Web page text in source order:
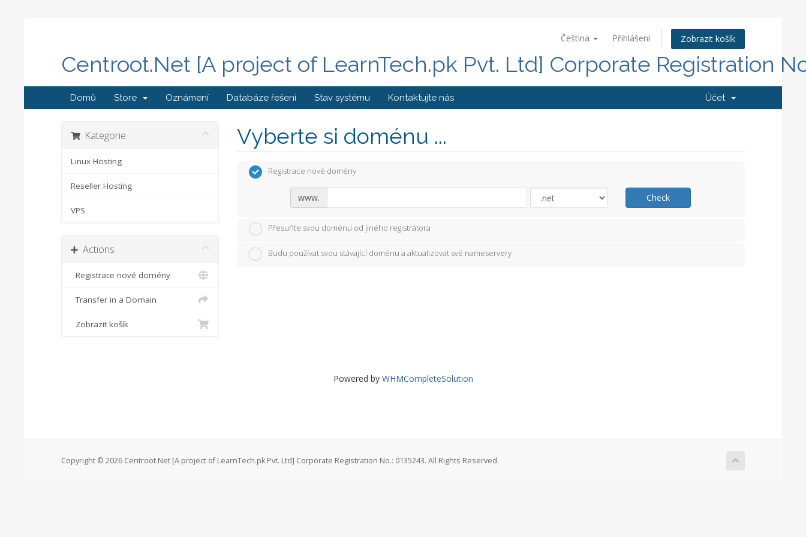
Čeština Přihlášení Zobrazit košík
Centroot.Net [A project of LearnTech.pk Pvt. Ltd] Corporate Registration
Domů Store Oznámení Databáze řešení Stav systému Kontaktujte nás Účet
Kategorie
Linux Hosting
Reseller Hosting
VPS
Actions
Registrace nové domény
Transfer in a Domain
Zobrazit košík
Vyberte si doménu ...
Registrace nové domény
www. Check
Přesuňte svou doménu od jiného registrátora
Budu používat svou stávající doménu a aktualizovat své nameservery
Powered by WHMCompleteSolution
Copyright © 2026 Centroot.Net [A project of LearnTech.pk Pvt. Ltd] Corporate Registration No.: 0135243. All Rights Reserved.